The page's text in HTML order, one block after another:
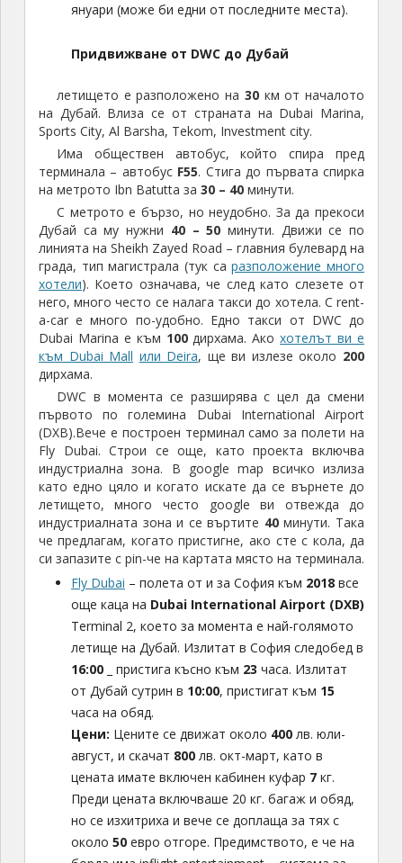
януари (може би едни от последните места).
Придвижване от DWC до Дубай
летището е разположено на 30км от началото
на Дубай. Влиза се от страната на Dubai Marina,
Sports City, Al Barsha, Tekom, Investment city.
Има обществен автобус, който спира пред
терминала – автобус F55. Стига до първата спирка
на метрото Ibn Batutta за 30 – 40минути.
С метрото е бързо, но неудобно. За да прекоси
Дубай са му нужни 40 – 50 минути. Движи се по
линията на Sheikh Zayed Road – главния булевард на
града, тип магистрала (тук саразположение много
хотели). Което означава, че след като слезете от
него, много често се налага такси до хотела. С rent-
a-car е много по-удобно. Едно такси от DWC до
Dubai Marina е към 100дирхама. Акохотелът ви е
към Dubai Mall или Deira, ще ви излезе около 200
дирхама.
DWC в момента се разширява с цел да смени
първото по големина Dubai International Airport
(DXB).Вече е построен терминал само за полети на
Fly Dubai. Строи се още, като проекта включва
индустриална зона. В google map всичко излиза
като едно цяло и когато искате да се върнете до
летището, много често google ви отвежда до
индустриалната зона и се въртите 40минути. Така
че предлагам, когато пристигне, ако сте с кола, да
си запазите с pin-че на картата място на терминала.
Fly Dubai – полета от и за София към 2018все
още каца на Dubai International Airport (DXB)
Terminal 2, което за момента е най-голямото
летище на Дубай. Излитат в София следобед в
16:00_ пристига късно към 23 часа. Излитат
от Дубай сутрин в 10:00, пристигат към 15
часа на обяд.
Цени: Цените се движат около 400лв. юли-
август, и скачат 800лв. окт-март, като в
цената имате включен кабинен куфар 7 кг.
Преди цената включваше 20 кг. багаж и обяд,
но се изхитриха и вече се доплаща за тях с
около 50евро отгоре. Предимството, е че на